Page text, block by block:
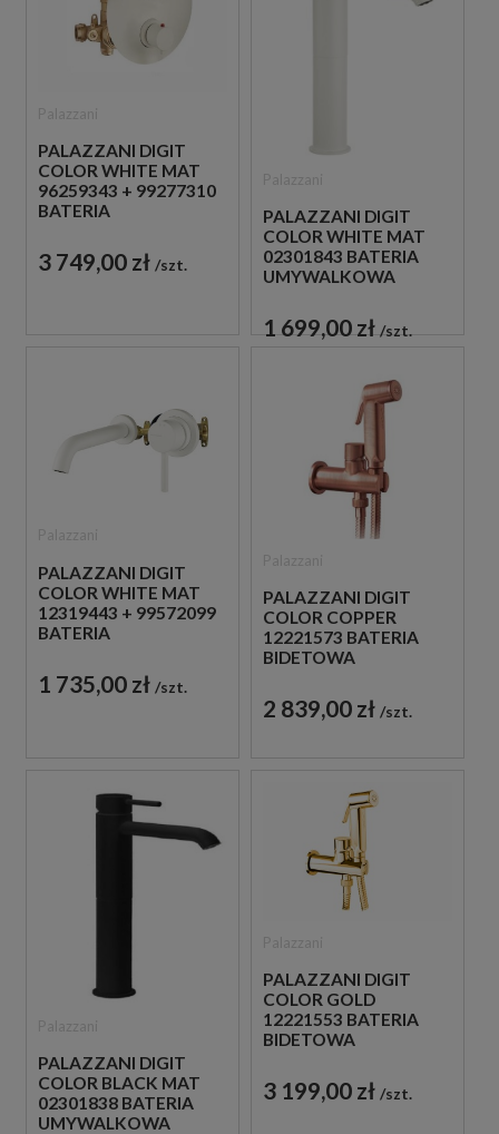
PALAZZANI DIGIT
COLOR WHITE MAT
96259343 + 99277310
BATERIA
TERMOSTATEM BIAŁA
3 749,00 zł szt.
PALAZZANI DIGIT
COLOR WHITE MAT
02301843 BATERIA
UMYWALKOWA
JEDNOUCHWYTOWA
BIAŁA
1 699,00 zł szt.
PALAZZANI DIGIT
COLOR WHITE MAT
12319443 + 99572099
BATERIA
PODTYNKOWA
JEDNOUCHWYTOWA
1 735,00 zł szt.
PALAZZANI DIGIT
COLOR COPPER
12221573 BATERIA
BIDETOWA
ZESTAWEM
NATRYSKOWYM
2 839,00 zł szt.
PALAZZANI DIGIT
COLOR BLACK MAT
02301838 BATERIA
UMYWALKOWA
PALAZZANI DIGIT
COLOR GOLD
12221553 BATERIA
BIDETOWA
ZESTAWEM
NATRYSKOWYM
3 199,00 zł szt.